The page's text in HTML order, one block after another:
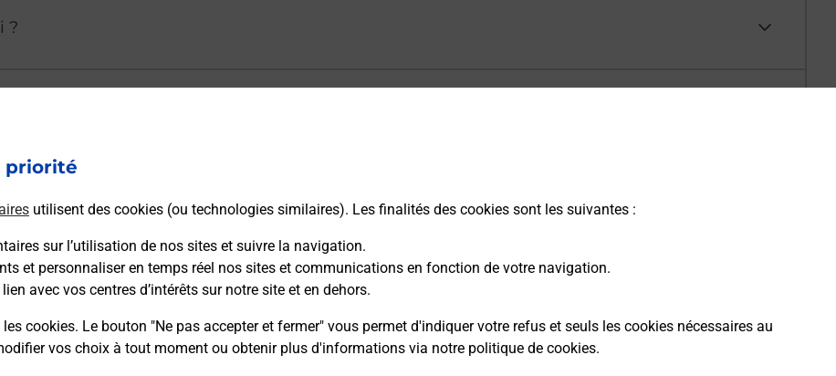
priorité
utilisent des cookies (ou technologies similaires). Les finalités des cookies sont les suivantes :
sur l’utilisation de nos sites et suivre la navigation.
et personnaliser en temps réel nos sites et communications en fonction de votre navigation.
avec vos centres d’intérêts sur notre site et en dehors.
cookies. Le bouton "Ne pas accepter et fermer" vous permet d'indiquer votre refus et seuls les cookies nécessaires au
vos choix à tout moment ou obtenir plus d'informations via notre politique de cookies.
?
?
sécurité au quotidien ?
Poste et sous quelles conditions ?